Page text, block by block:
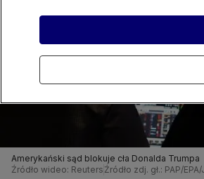
Amerykański sąd blokuje cła Donalda Trumpa
Źródło wideo: Reuters Źródło zdj. gł.: PAP/